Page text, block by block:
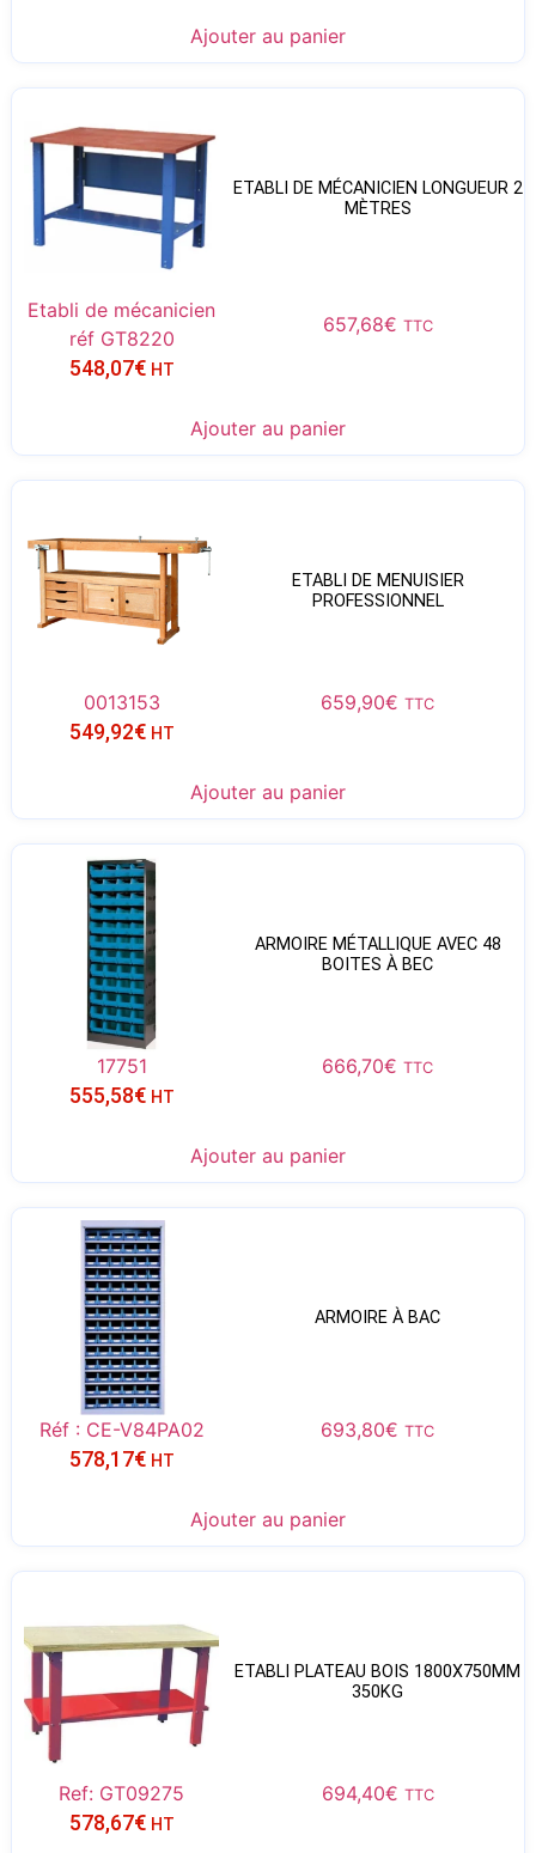
Ajouter au panier
ETABLI DE MÉCANICIEN LONGUEUR 2
MÈTRES
Etabli de mécanicien
réf GT8220
657,68€ TTC
548,07€ HT
Ajouter au panier
ETABLI DE MENUISIER
PROFESSIONNEL
0013153 659,90€ TTC
549,92€ HT
Ajouter au panier
ARMOIRE MÉTALLIQUE AVEC 48
BOITES À BEC
17751 666,70€ TTC
555,58€ HT
Ajouter au panier
ARMOIRE À BAC
Réf : CE-V84PA02 693,80€ TTC
578,17€ HT
Ajouter au panier
ETABLI PLATEAU BOIS 1800X750MM
350KG
Ref: GT09275 694,40€ TTC
578,67€ HT